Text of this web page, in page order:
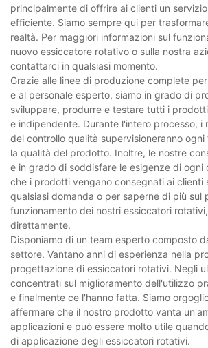
principalmente di offrire ai clienti un
efficiente. Siamo sempre qui per
realtà. Per maggiori informazioni sul
nuovo essiccatore rotativo o sulla nostra
contattarci in qualsiasi momento.
Grazie alle linee di produzione complete
e al personale esperto, siamo in grado di
sviluppare, produrre e testare tutti i
e indipendente. Durante l'intero processo, i
del controllo qualità supervisioneranno
la qualità del prodotto. Inoltre, le nostre
e in grado di soddisfare le esigenze di ogni
che i prodotti vengano consegnati ai clienti
qualsiasi domanda o per saperne di più sul
funzionamento dei nostri essiccatori
direttamente.
Disponiamo di un team esperto composto
settore. Vantano anni di esperienza nella
progettazione di essiccatori rotativi. Negli
concentrati sul miglioramento dell'utilizzo
e finalmente ce l'hanno fatta. Siamo
affermare che il nostro prodotto vanta
applicazioni e può essere molto utile
di applicazione degli essiccatori rotativi.